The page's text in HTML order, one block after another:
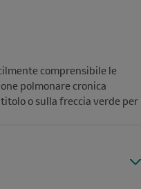
comprensibile le
polmonare cronica
o sulla freccia verde per